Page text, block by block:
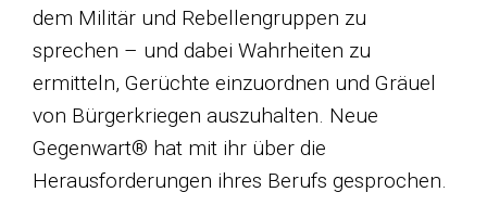
dem Militär und Rebellengruppen zu
sprechen – und dabei Wahrheiten zu
ermitteln, Gerüchte einzuordnen und Gräuel
von Bürgerkriegen auszuhalten. Neue
Gegenwart® hat mit ihr über die
Herausforderungen ihres Berufs gesprochen.